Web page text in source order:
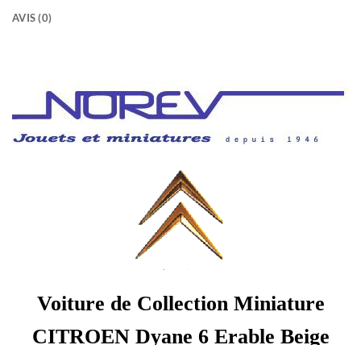
AVIS (0)
Voiture de Collection Miniature
CITROEN Dyane 6 Erable Beige